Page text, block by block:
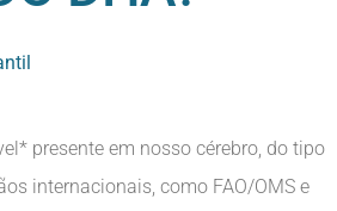
presente em nosso cérebro, do tipo
internacionais, como FAO/OMS e